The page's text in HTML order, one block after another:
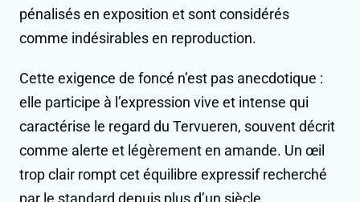
pénalisés en exposition et sont considérés
comme indésirables en reproduction.
Cette exigence de foncé n’est pas anecdotique :
elle participe à l’expression vive et intense qui
caractérise le regard du Tervueren, souvent décrit
comme alerte et légèrement en amande. Un œil
trop clair rompt cet équilibre expressif recherché
par le standard depuis plus d’un siècle.